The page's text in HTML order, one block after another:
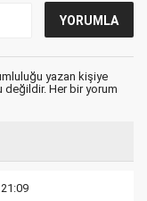
yazan kişiye
değildir. Her bir yorum